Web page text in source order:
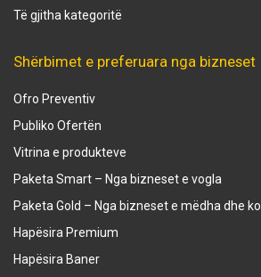
Të gjitha kategoritë
Shërbimet e preferuara nga bizneset
Ofro Preventiv
Publiko Ofertën
Vitrina e produkteve
Paketa Smart – Nga bizneset e vogla
Paketa Gold – Nga bizneset e mëdha dhe
Hapësira Premium
Hapësira Baner